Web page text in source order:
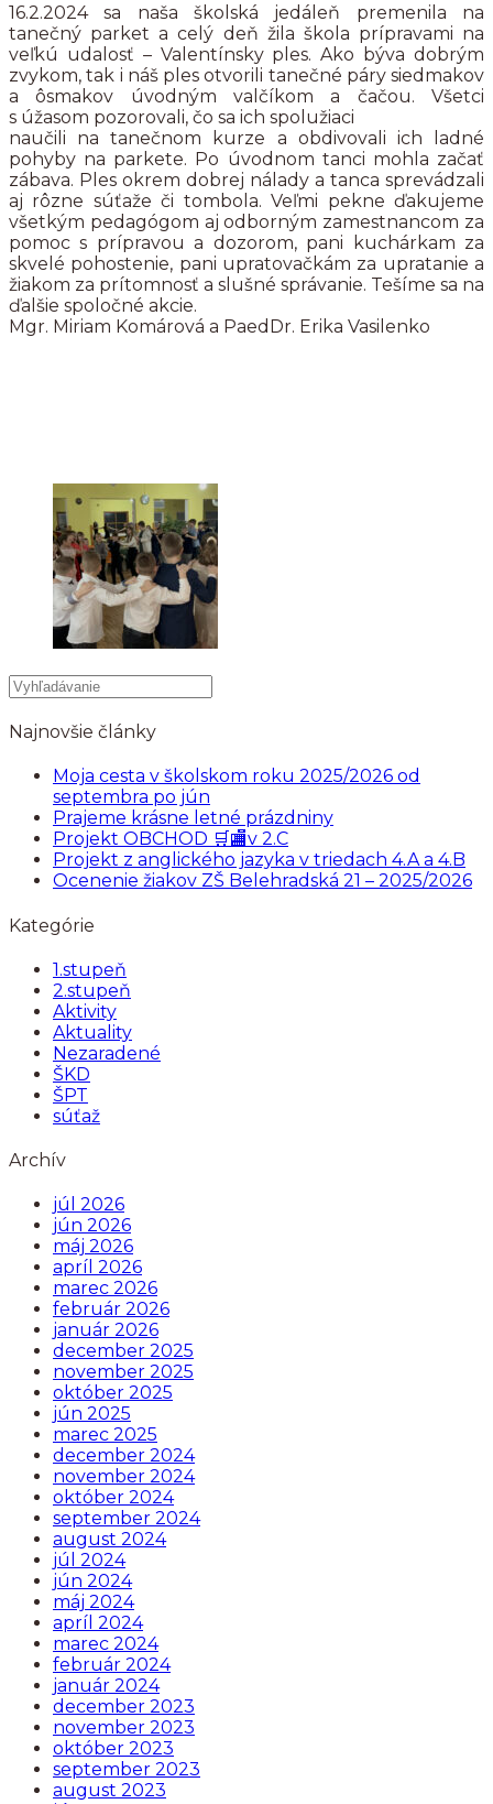
16.2.2024 sa naša školská jedáleň premenila na
tanečný parket a celý deň žila škola prípravami na
veľkú udalosť – Valentínsky ples. Ako býva dobrým
zvykom, tak i náš ples otvorili tanečné páry siedmakov
a ôsmakov úvodným valčíkom a čačou. Všetci
s úžasom pozorovali, čo sa ich spolužiaci
naučili na tanečnom kurze a obdivovali ich ladné
pohyby na parkete. Po úvodnom tanci mohla začať
zábava. Ples okrem dobrej nálady a tanca sprevádzali
aj rôzne súťaže či tombola. Veľmi pekne ďakujeme
všetkým pedagógom aj odborným zamestnancom za
pomoc s prípravou a dozorom, pani kuchárkam za
skvelé pohostenie, pani upratovačkám za upratanie a
žiakom za prítomnosť a slušné správanie. Tešíme sa na
ďalšie spoločné akcie.
Mgr. Miriam Komárová a PaedDr. Erika Vasilenko
Najnovšie články
Moja cesta v školskom roku 2025/2026 od
septembra po jún
Prajeme krásne letné prázdniny
Projekt OBCHOD 🛒🏬v 2.C
Projekt z anglického jazyka v triedach 4.A a 4.B
Ocenenie žiakov ZŠ Belehradská 21 – 2025/2026
Kategórie
1.stupeň
2.stupeň
Aktivity
Aktuality
Nezaradené
ŠKD
ŠPT
súťaž
Archív
júl 2026
jún 2026
máj 2026
apríl 2026
marec 2026
február 2026
január 2026
december 2025
november 2025
október 2025
jún 2025
marec 2025
december 2024
november 2024
október 2024
september 2024
august 2024
júl 2024
jún 2024
máj 2024
apríl 2024
marec 2024
február 2024
január 2024
december 2023
november 2023
október 2023
september 2023
august 2023